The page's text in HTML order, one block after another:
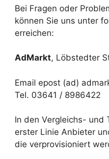
Bei Fragen oder
können Sie uns unter
erreichen:
AdMarkt, Löbstedter
Email epost (ad)
Tel. 03641 / 8986422
In den Vergleichs- und
erster Linie Anbieter
die verprovisioniert